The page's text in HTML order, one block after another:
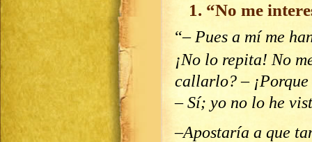
1. “No me
“– Pues a mí me
¡No lo repita! No
callarlo?–
–Sí; yo no lo he
–Apostaría a que